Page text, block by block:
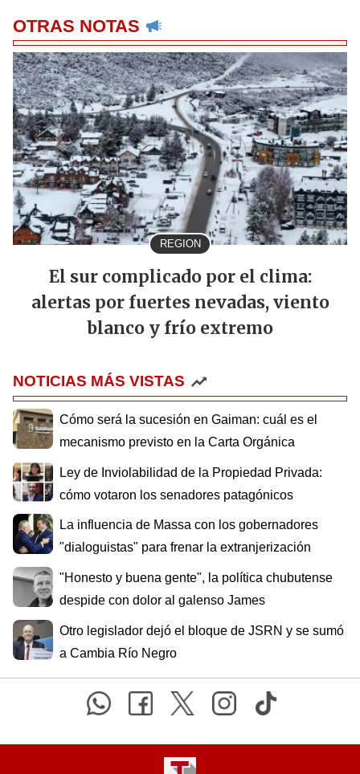
OTRAS NOTAS
REGION
El sur complicado por el clima:
alertas por fuertes nevadas, viento
blanco y frío extremo
NOTICIAS MÁS VISTAS
Cómo será la sucesión en Gaiman: cuál es el
mecanismo previsto en la Carta Orgánica
Ley de Inviolabilidad de la Propiedad Privada:
cómo votaron los senadores patagónicos
La influencia de Massa con los gobernadores
"dialoguistas" para frenar la extranjerización
"Honesto y buena gente", la política chubutense
despide con dolor al galenso James
Otro legislador dejó el bloque de JSRN y se sumó
a Cambia Río Negro